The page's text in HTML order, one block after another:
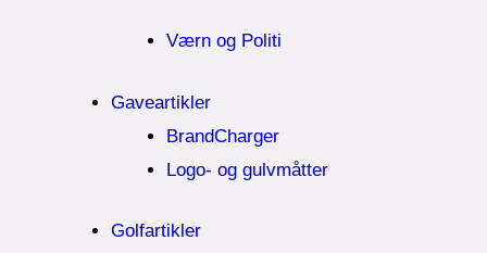
Værn og Politi
Gaveartikler
BrandCharger
Logo- og gulvmåtter
Golfartikler